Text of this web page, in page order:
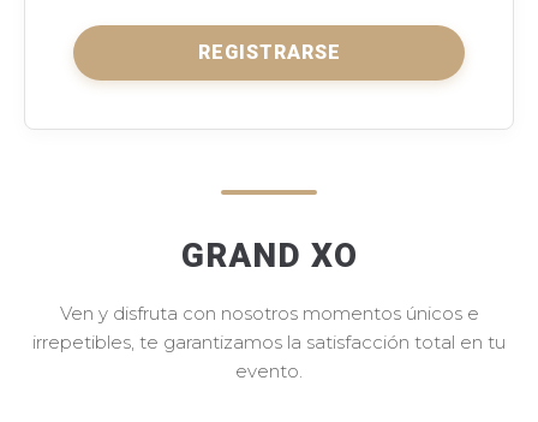
REGISTRARSE
GRAND XO
Ven y disfruta con nosotros momentos únicos e
irrepetibles, te garantizamos la satisfacción total en tu
evento.